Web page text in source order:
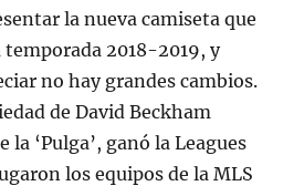
la nueva camiseta que
2018-2019, y
no hay grandes cambios.
de David Beckham
la ‘Pulga’, ganó la Leagues
los equipos de la MLS